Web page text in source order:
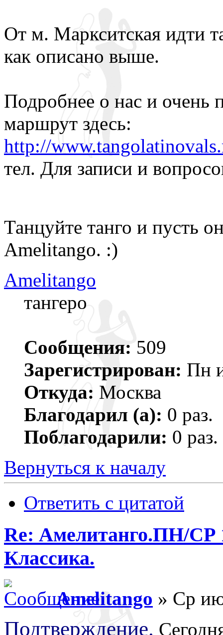
От м. Маркситская идти
как описано выше.
Подробнее о нас и
маршрут здесь:
http://
тел. Для записи и
Танцуйте танго и пусть
Amelitango. :)
Amelitango
тангеро
Сообщения: 509
Зарегистрирован: Пн
Откуда: Москва
Благодарил (а): 0 раз.
Поблагодарили: 0 раз.
Вернуться к началу
Ответить с цитатой
Re: Амелитанго.ПН/СР
Классика.
Amelitango » Ср
Подтверждение.